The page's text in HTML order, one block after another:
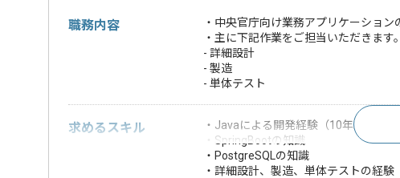
職務内容
・中央官庁向け業務アプリケーション
・主に下記作業をご担当いただきます。
- 詳細設計
- 製造
- 単体テスト
求めるスキル
・Javaによる開発経験（10年以上）
・SpringBootの知識
・PostgreSQLの知識
・詳細設計、製造、単体テストの経験